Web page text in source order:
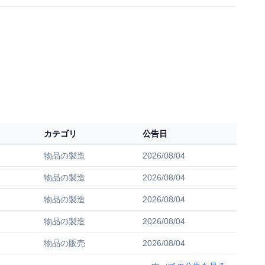
カテゴリ 公告日
物品の製造 2026/08/04
物品の製造 2026/08/04
物品の製造 2026/08/04
物品の製造 2026/08/04
物品の販売 2026/08/04